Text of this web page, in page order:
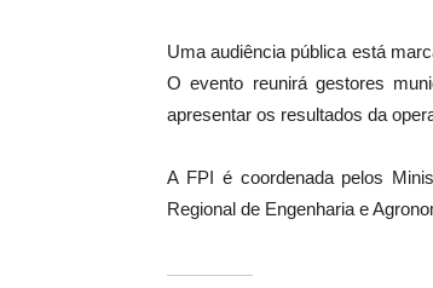
Uma audiência pública está
O evento reunirá gestores
apresentar os resultados da
A FPI é coordenada pelos
Regional de Engenharia e